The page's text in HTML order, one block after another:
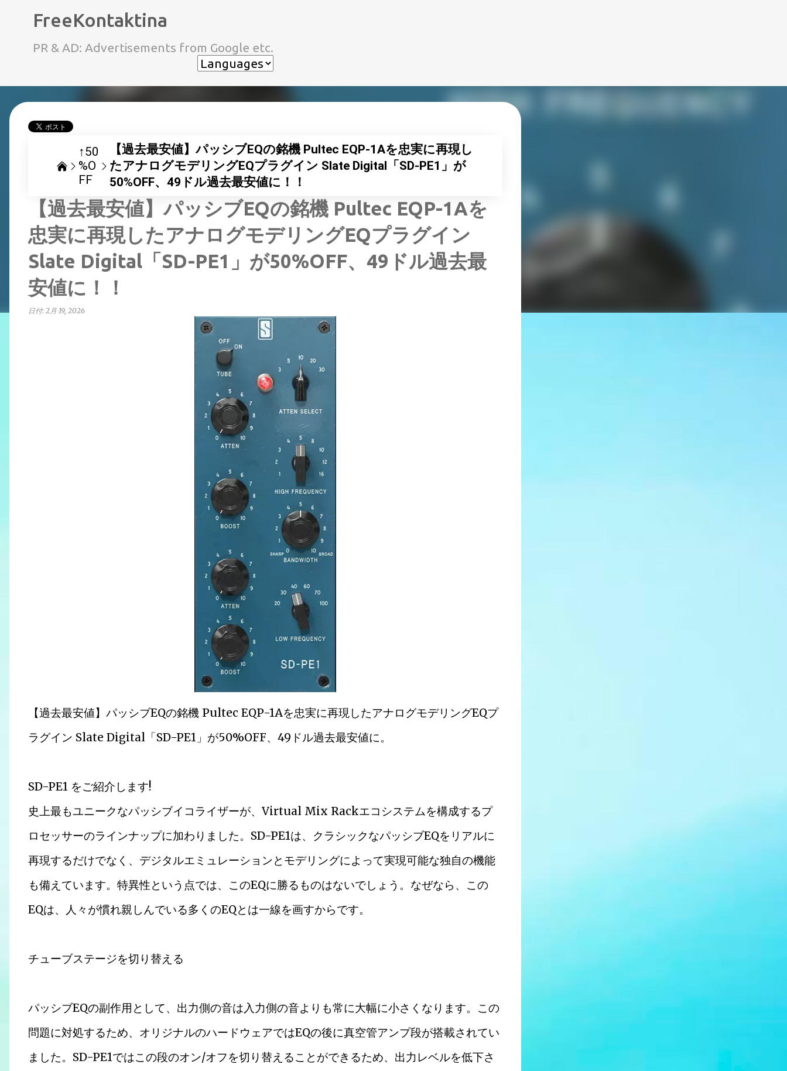
FreeKontaktina
PR & AD: Advertisements from Google etc.
↑50
%O
FF
【過去最安値】パッシブEQの銘機 Pultec EQP-1Aを忠実に再現し
たアナログモデリングEQプラグイン Slate Digital「SD-PE1」が
50%OFF、49ドル過去最安値に！！
【過去最安値】パッシブEQの銘機 Pultec EQP-1Aを
忠実に再現したアナログモデリングEQプラグイン
Slate Digital「SD-PE1」が50%OFF、49ドル過去最
安値に！！
日付: 2月 19, 2026
【過去最安値】パッシブEQの銘機 Pultec EQP-1Aを忠実に再現したアナログモデリングEQプ
ラグイン Slate Digital「SD-PE1」が50%OFF、49ドル過去最安値に。
SD-PE1 をご紹介します!
史上最もユニークなパッシブイコライザーが、Virtual Mix Rackエコシステムを構成するプ
ロセッサーのラインナップに加わりました。SD-PE1は、クラシックなパッシブEQをリアルに
再現するだけでなく、デジタルエミュレーションとモデリングによって実現可能な独自の機能
も備えています。特異性という点では、このEQに勝るものはないでしょう。なぜなら、この
EQは、人々が慣れ親しんでいる多くのEQとは一線を画すからです。
チューブステージを切り替える
パッシブEQの副作用として、出力側の音は入力側の音よりも常に大幅に小さくなります。この
問題に対処するため、オリジナルのハードウェアではEQの後に真空管アンプ段が搭載されてい
ました。SD-PE1ではこの段のオン/オフを切り替えることができるため、出力レベルを低下さ